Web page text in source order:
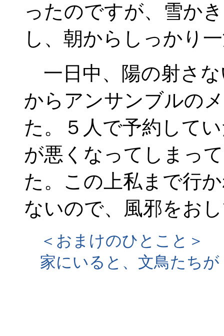
ったのですが、雪か
し、朝からしっかり
一日中、陽の射さ
からアンサンブルの
た。５人で予約して
が悪くなってしまっ
た。この上私まで行
ないので、風邪をお
＜おまけのひとこと＞
家にいると、文鳥たちが